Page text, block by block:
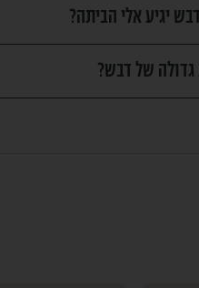
יגיע אלי הביתה?
של דבש?